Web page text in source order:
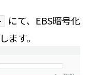
にて、EBS暗号化
ます。